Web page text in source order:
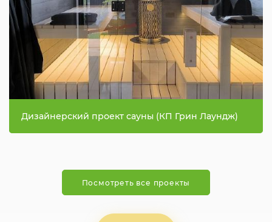
Дизайнерский проект сауны (КП Грин Лаундж)
Посмотреть все проекты